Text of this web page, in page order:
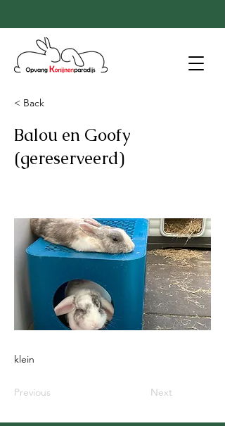
< Back
Balou en Goofy
(gereserveerd)
klein
Previous Next